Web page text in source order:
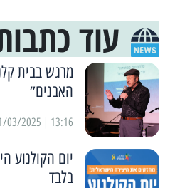
עוד
מרגש בבית
האבנים״
13:16 | 31/03/2025
בלבד